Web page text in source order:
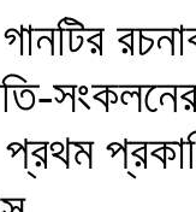
গানটির